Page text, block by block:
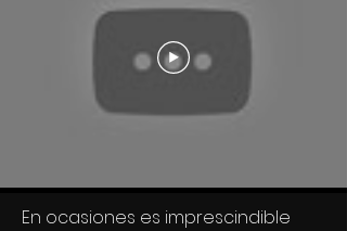
En ocasiones es imprescindible